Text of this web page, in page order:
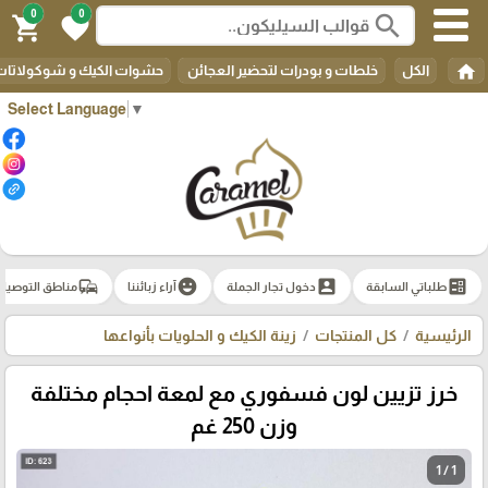
Select Language ▼
search
0
favorite
0
shopping_cart
home الكل خلطات و بودرات لتحضير العجائن حشوات الكيك و
ballotطلباتي السابقة account_box دخول تجار الجملة emoji_emotionsآراء زبائننا commuteمناطق
الرئيسية كل المنتجات زينة الكيك و الحلويات بأنواعها
خرز تزيين لون فسفوري مع لمعة احجام مختلفة
وزن 250 غم
1 / 1